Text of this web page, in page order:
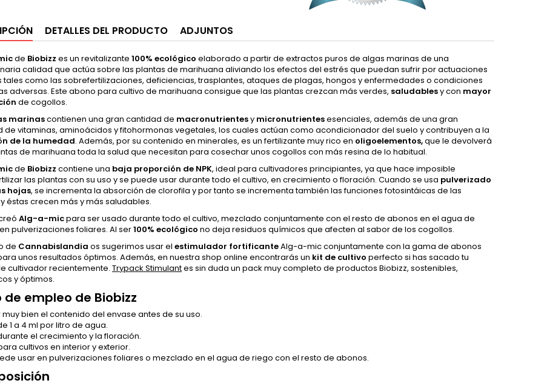
DETALLES DEL PRODUCTO ADJUNTOS
de Biobizz es un revitalizante 100% ecológico elaborado a partir de extractos puros de algas marinas de una
calidad que actúa sobre las plantas de marihuana aliviando los efectos del estrés que puedan sufrir por actuaciones
tales como las sobrefertilizaciones, deficiencias, trasplantes, ataques de plagas, hongos y enfermedades o condiciones
adversas. Este abono para cultivo de marihuana consigue que las plantas crezcan más verdes, saludablesy con mayor
de cogollos.
marinascontienen una gran cantidad de macronutrientesy micronutrientesesenciales, además de una gran
de vitaminas, aminoácidos y fitohormonas vegetales, los cuales actúan como acondicionador del suelo y contribuyen a la
de la humedad. Además, por su contenido en minerales, es un fertilizante muy rico en oligoelementos,que le devolverá
de marihuana toda la salud que necesitan para cosechar unos cogollos con más resina de lo habitual.
de Biobizz contiene una baja proporción de NPK, ideal para cultivadores principiantes, ya que hace imposible
las plantas con su uso y se puede usar durante todo el cultivo, en crecimiento o floración. Cuando se usa pulverizado
hojas, se incrementa la absorción de clorofila y por tanto se incrementa también las funciones fotosintáicas de las
éstas crecen más y más saludables.
Alg-a-micpara ser usado durante todo el cultivo, mezclado conjuntamente con el resto de abonos en el agua de
pulverizaciones foliares. Al ser100% ecológico no deja residuos químicos que afecten al sabor de los cogollos.
de Cannabislandia os sugerimos usar el estimulador fortificanteAlg-a-mic conjuntamente con la gama de abonos
unos resultados óptimos. Además, en nuestra shop online encontrarás un kit de cultivo perfecto si has sacado tu
cultivador recientemente. Trypack Stimulantes sin duda un pack muy completo de productos Biobizz, sostenibles,
y óptimos.
de empleo de Biobizz
muy bien el contenido del envase antes de su uso.
1 a 4 ml por litro de agua.
el crecimiento y la floración.
cultivos en interior y exterior.
usar en pulverizaciones foliares o mezclado en el agua de riego con el resto de abonos.